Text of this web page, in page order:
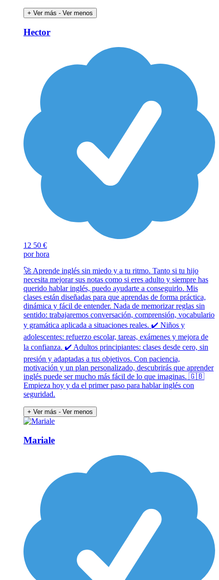
+ Ver más - Ver menos
Hector
12 50 €
por hora
🚀 Aprende inglés sin miedo y a tu ritmo. Tanto si tu hijo
necesita mejorar sus notas como si eres adulto y siempre has
querido hablar inglés, puedo ayudarte a conseguirlo. Mis
clases están diseñadas para que aprendas de forma práctica,
dinámica y fácil de entender. Nada de memorizar reglas sin
sentido: trabajaremos conversación, comprensión, vocabulario
y gramática aplicada a situaciones reales. ✔️ Niños y
adolescentes: refuerzo escolar, tareas, exámenes y mejora de
la confianza. ✔️ Adultos principiantes: clases desde cero, sin
presión y adaptadas a tus objetivos. Con paciencia,
motivación y un plan personalizado, descubrirás que aprender
inglés puede ser mucho más fácil de lo que imaginas. 🇬🇧
Empieza hoy y da el primer paso para hablar inglés con
seguridad.
+ Ver más - Ver menos
Mariale